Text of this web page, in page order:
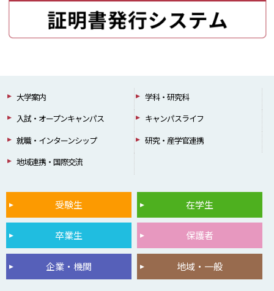
大学案内
学科・研究科
入試・オープンキャンパス
キャンパスライフ
就職・インターンシップ
研究・産学官連携
地域連携・国際交流
受験生 在学生
卒業生 保護者
企業・機関 地域・一般